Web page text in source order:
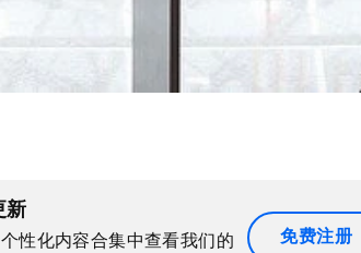
新
性化内容合集中查看我们的
免费注册